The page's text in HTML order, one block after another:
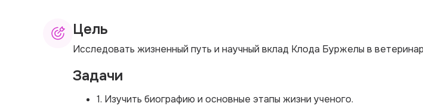
Цель
Исследовать жизненный путь и научный вклад Клода Буржелы в
Задачи
1. Изучить биографию и основные этапы жизни ученого.